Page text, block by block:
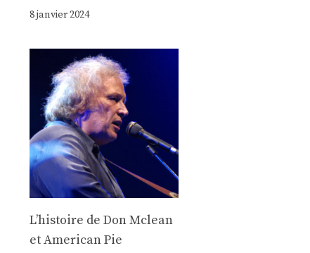
8 janvier 2024
Lʼhistoire de Don Mclean
et American Pie